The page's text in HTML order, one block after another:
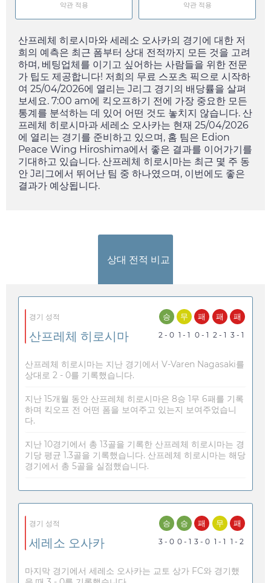
약관 적용 약관 적용
산프레체 히로시마와 세레소 오사카의 경기에 대한 저
희의 예측은 최근 폼부터 상대 전적까지 모든 것을 고려
하며, 베팅업체를 이기고 싶어하는 사람들을 위한 전문
가 팁도 제공합니다! 저희의 무료 스포츠 픽으로 시작하
여 25/04/2026에 열리는 J리그 경기의 배당률을 살펴
보세요. 7:00 am에 킥오프하기 전에 가장 중요한 모든
통계를 분석하는 데 있어 어떤 것도 놓치지 않습니다. 산
프레체 히로시마과 세레소 오사카는 현재 25/04/2026
에 열리는 경기를 준비하고 있으며, 홈 팀은 Edion
Peace Wing Hiroshima에서 좋은 결과를 이어가기를
기대하고 있습니다. 산프레체 히로시마는 최근 몇 주 동
안 J리그에서 뛰어난 팀 중 하나였으며, 이번에도 좋은
결과가 예상됩니다.
상대 전적 비교
경기 성적
산프레체 히로시마
승
2 - 0
무
1 - 1
패
0 - 1
패
2 - 1
패
3 - 1
산프레체 히로시마는 지난 경기에서 V-Varen Nagasaki를
상대로 2 - 0를 기록했습니다.
지난 15개월 동안 산프레체 히로시마은 8승 1무 6패를 기록
하며 킥오프 전 어떤 폼을 보여주고 있는지 보여주었습니
다.
지난 10경기에서 총 13골을 기록한 산프레체 히로시마는 경
기당 평균 1.3골을 기록했습니다. 산프레체 히로시마는 해당
경기에서 총 5골을 실점했습니다.
경기 성적
세레소 오사카
승
3 - 0
승
0 - 1
패
3 - 0
무
1 - 1
패
1 - 2
마지막 경기에서 세레소 오사카는 교토 상가 FC와 경기했